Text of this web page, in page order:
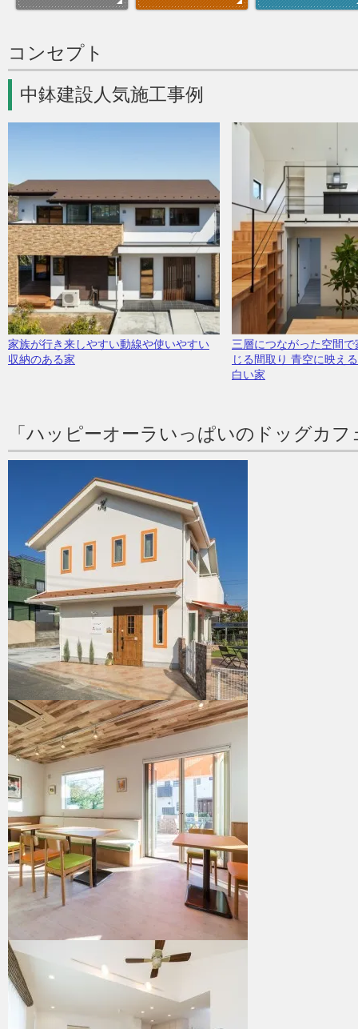
コンセプト
中鉢建設人気施工事例
家族が行き来しやすい動線や使いやすい
収納のある家
三層につながった空間
じる間取り 青空に映え
白い家
「ハッピーオーラいっぱいのドッグカ